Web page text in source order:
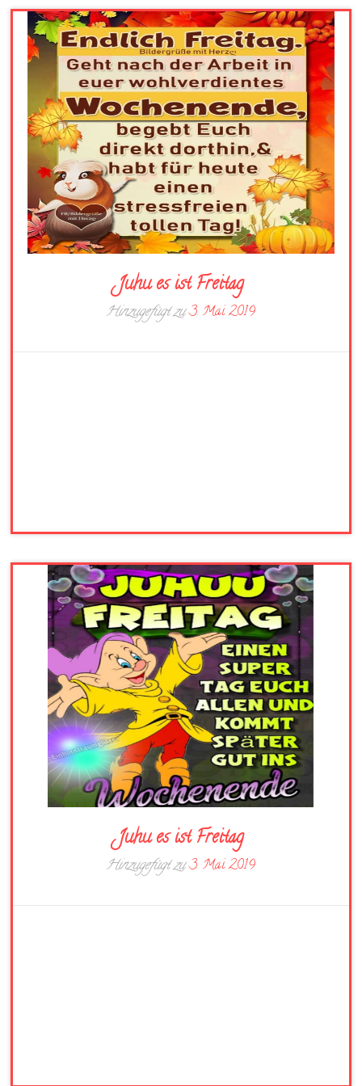
Juhu es ist Freitag
Hinzugefügt zu3. Mai 2019
Juhu es ist Freitag
Hinzugefügt zu3. Mai 2019